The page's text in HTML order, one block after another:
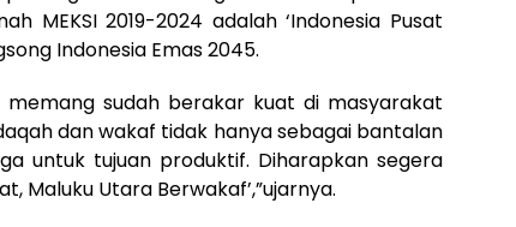
MEKSI 2019-2024 adalah ‘Indonesia Pusat
Indonesia Emas 2045.
memang sudah berakar kuat di masyarakat
dan wakaf tidak hanya sebagai bantalan
untuk tujuan produktif. Diharapkan segera
Maluku Utara Berwakaf’,”ujarnya.